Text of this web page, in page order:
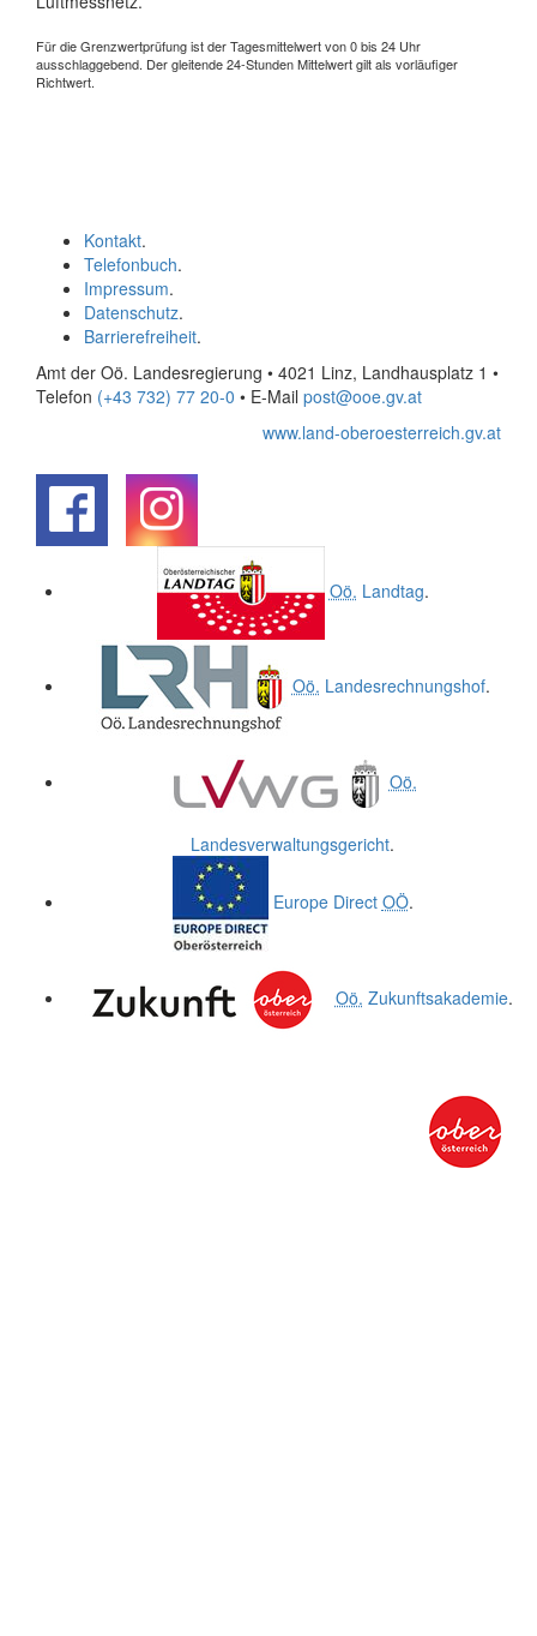
Für die Grenzwertprüfung ist der Tagesmittelwert von 0 bis 24 Uhr
ausschlaggebend. Der gleitende 24-Stunden Mittelwert gilt als vorläufiger
Richtwert.
Kontakt.
Telefonbuch.
Impressum.
Datenschutz.
Barrierefreiheit.
Amt der Oö. Landesregierung • 4021 Linz, Landhausplatz 1 •
Telefon (+43 732) 77 20-0 • E-Mail post@ooe.gv.at
www.land-oberoesterreich.gv.at
Oö. Landtag.
Oö. Landesrechnungshof.
Oö.
Landesverwaltungsgericht.
Europe Direct OÖ.
Oö. Zukunftsakademie.